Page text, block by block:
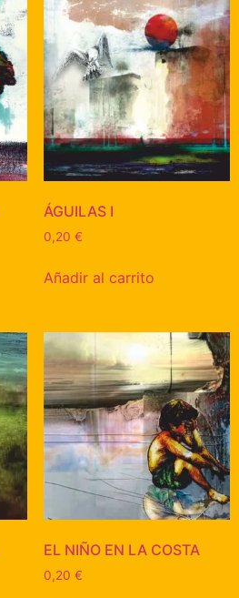
ÁGUILAS I
0,20 €
Añadir al carrito
EL NIÑO EN LA COSTA
0,20 €